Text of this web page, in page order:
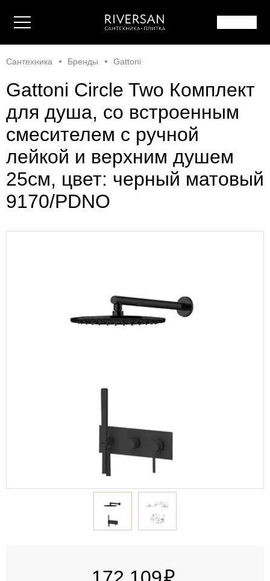
Сантехника Бренды Gattoni
Gattoni Circle Two Комплект
для душа, со встроенным
смесителем с ручной
лейкой и верхним душем
25см, цвет: черный матовый
9170/PDNO